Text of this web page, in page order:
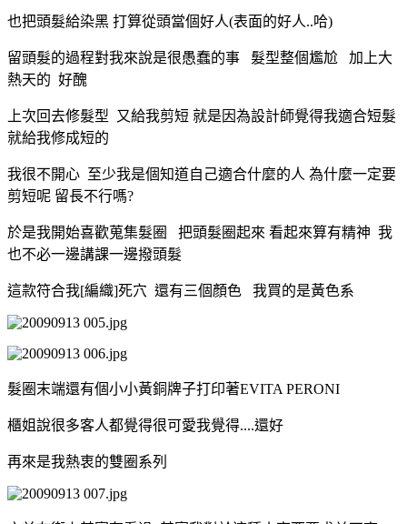
也把頭髮給染黑 打算從頭當個好人(表面的好人..哈)
留頭髮的過程對我來說是很愚蠢的事 髮型整個尷尬 加上大
熱天的 好醜
上次回去修髮型 又給我剪短 就是因為設計師覺得我適合短髮
就給我修成短的
我很不開心 至少我是個知道自己適合什麼的人 為什麼一定要
剪短呢 留長不行嗎?
於是我開始喜歡蒐集髮圈 把頭髮圈起來 看起來算有精神 我
也不必一邊講課一邊撥頭髮
這款符合我[編織]死穴 還有三個顏色 我買的是黃色系
髮圈末端還有個小小黃銅牌子打印著EVITA PERONI
櫃姐說很多客人都覺得很可愛我覺得....還好
再來是我熱衷的雙圈系列